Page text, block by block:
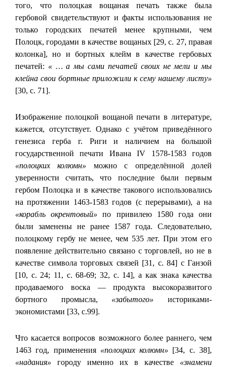
того, что полоцкая вощаная печать также была
гербовой свидетельствуют и факты использования не
только городских печатей менее крупными, чем
Полоцк, городами в качестве вощаных [29, с. 27, правая
колонка], но и бортных клейм в качестве гербовых
печатей: « … а мы сами печатей своих не мели и мы
клейна свои бортные приложили к сему нашему листу»
[30, с. 71].
Изображение полоцкой вощаной печати в литературе,
кажется, отсутствует. Однако с учётом приведённого
генезиса герба г. Риги и наличием на большой
государственной печати Ивана IV 1578-1583 годов
«полоцких колюмн» можно с определённой долей
уверенности считать, что последние были первым
гербом Полоцка и в качестве такового использовались
на протяжении 1463-1583 годов (с перерывами), а на
«корабль окрентовый» по привилею 1580 года они
были заменены не ранее 1587 года. Следовательно,
полоцкому гербу не менее, чем 535 лет. При этом его
появление действительно связано с торговлей, но не в
качестве символа торговых связей [31, с. 84] с Ганзой
[10, с. 24; 11, с. 68-69; 32, с. 14], а как знака качества
продаваемого воска — продукта высокоразвитого
бортного промысла, «забытого» историками-
экономистами [33, с.99].
Что касается вопросов возможного более раннего, чем
1463 год, применения «полоцких колюмн» [34, с. 38],
«надания» городу именно их в качестве «знамени